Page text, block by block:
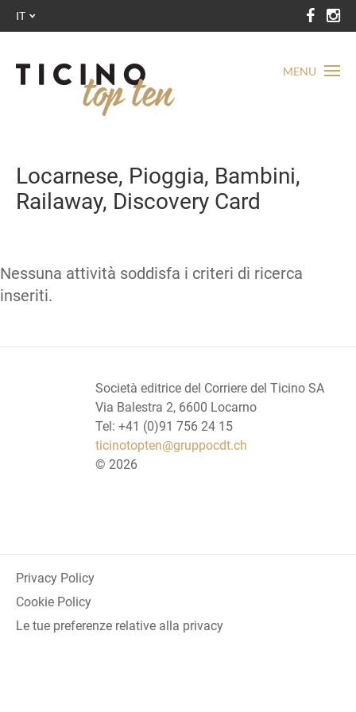
MENU
IT
Locarnese, Pioggia, Bambini,
Railaway, Discovery Card
Nessuna attività soddisfa i criteri di ricerca
inseriti.
Società editrice del Corriere del Ticino SA
Via Balestra 2, 6600 Locarno
Tel: +41 (0)91 756 24 15
ticinotopten@gruppocdt.ch
© 2026
Privacy Policy
Cookie Policy
Le tue preferenze relative alla privacy